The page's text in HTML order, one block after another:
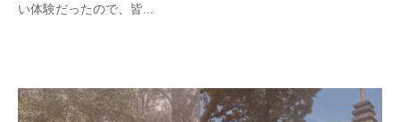
い体験だったので、皆...